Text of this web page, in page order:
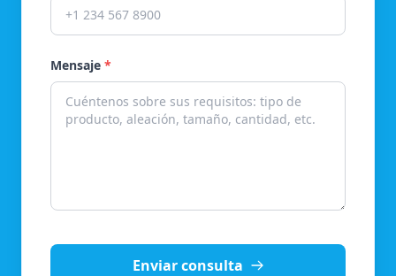
Mensaje *
Enviar consulta